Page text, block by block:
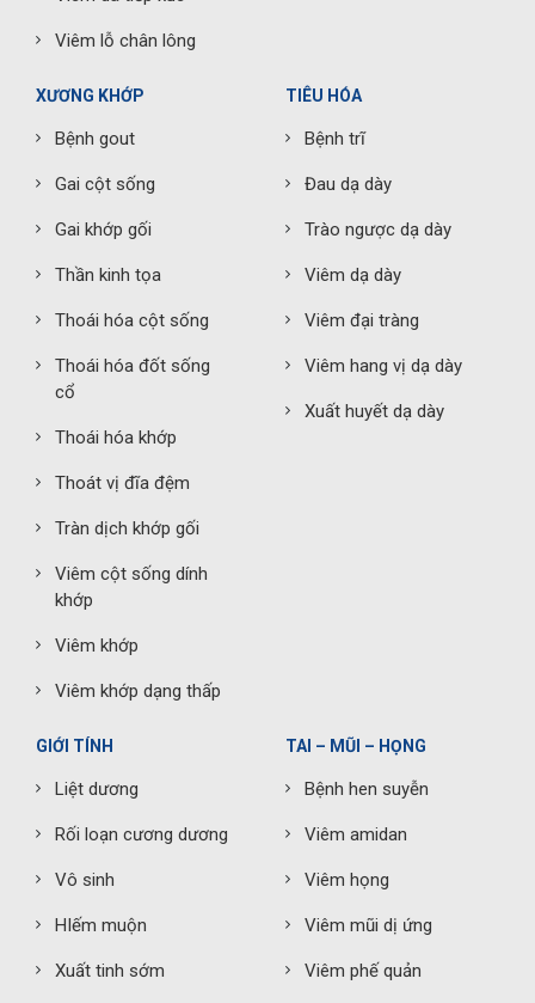
Viêm lỗ chân lông
XƯƠNG KHỚP
Bệnh gout
Gai cột sống
Gai khớp gối
Thần kinh tọa
Thoái hóa cột sống
Thoái hóa đốt sống
cổ
Thoái hóa khớp
Thoát vị đĩa đệm
Tràn dịch khớp gối
Viêm cột sống dính
khớp
Viêm khớp
Viêm khớp dạng thấp
TIÊU HÓA
Bệnh trĩ
Đau dạ dày
Trào ngược dạ dày
Viêm dạ dày
Viêm đại tràng
Viêm hang vị dạ dày
Xuất huyết dạ dày
GIỚI TÍNH
Liệt dương
Rối loạn cương dương
Vô sinh
HIếm muộn
Xuất tinh sớm
TAI – MŨI – HỌNG
Bệnh hen suyễn
Viêm amidan
Viêm họng
Viêm mũi dị ứng
Viêm phế quản